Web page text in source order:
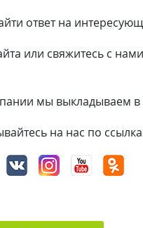
ответ на
или свяжитесь с
мы выкладываем
на нас по